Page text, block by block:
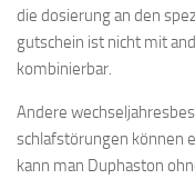
die dosierung an den
gutschein ist nicht mit
kombinierbar.
Andere
schlafstörungen können
kann man Duphaston